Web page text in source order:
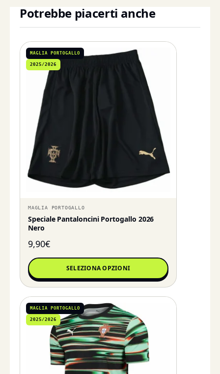
Potrebbe piacerti anche
MAGLIA PORTOGALLO
2025/2026
MAGLIA PORTOGALLO
Speciale Pantaloncini Portogallo 2026
Nero
9,90€
SELEZIONA OPZIONI
MAGLIA PORTOGALLO
2025/2026